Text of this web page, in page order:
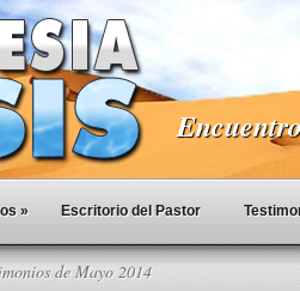
» Escritorio del Pastor
de Mayo 2014